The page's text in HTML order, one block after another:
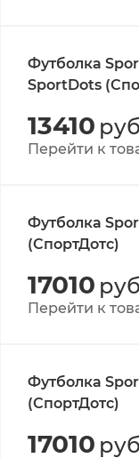
Футболка
SportDots
13410
Перейти к
Футболка
(СпортДотс)
17010
Перейти к
Футболка
(СпортДотс)
17010